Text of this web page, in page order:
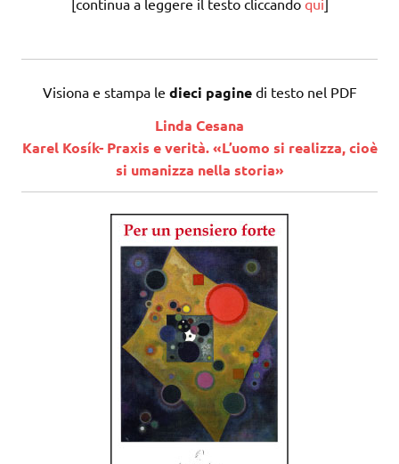
Visiona e stampa le dieci paginedi testo nel PDF
Linda Cesana
Karel Kosík- Praxis e verità. «L’uomo si realizza, cioè
si umanizza nella storia»